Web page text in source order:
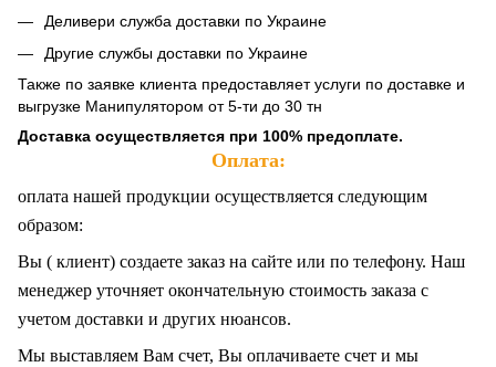
Деливери служба доставки по Украине
Другие службы доставки по Украине
Также по заявке клиента предоставляет услуги по доставке и
выгрузке Манипулятором от 5-ти до 30 тн
Доставка осуществляется при 100% предоплате.
Оплата:
оплата нашей продукции осуществляется следующим
образом:
Вы ( клиент) создаете заказ на сайте или по телефону. Наш
менеджер уточняет окончательную стоимость заказа с
учетом доставки и других нюансов.
Мы выставляем Вам счет, Вы оплачиваете счет и мы